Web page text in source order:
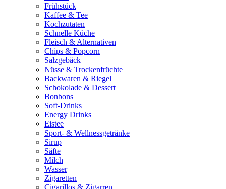
Frühstück
Kaffee & Tee
Kochzutaten
Schnelle Küche
Fleisch & Alternativen
Chips & Popcorn
Salzgebäck
Nüsse & Trockenfrüchte
Backwaren & Riegel
Schokolade & Dessert
Bonbons
Soft-Drinks
Energy Drinks
Eistee
Sport- & Wellnessgetränke
Sirup
Säfte
Milch
Wasser
Zigaretten
Cigarillos & Zigarren